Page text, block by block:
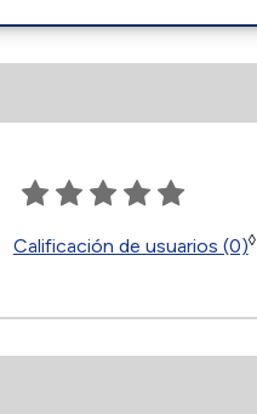
Calificación de usuarios (0)◊